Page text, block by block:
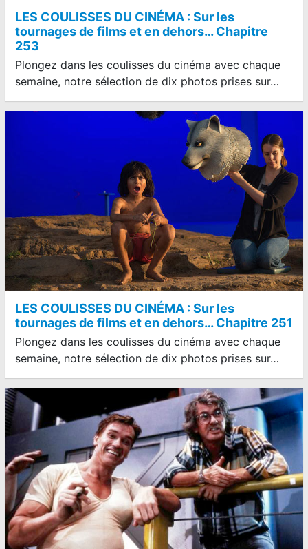
LES COULISSES DU CINÉMA : Sur les
tournages de films et en dehors… Chapitre
253
Plongez dans les coulisses du cinéma avec chaque
semaine, notre sélection de dix photos prises sur…
LES COULISSES DU CINÉMA : Sur les
tournages de films et en dehors… Chapitre 251
Plongez dans les coulisses du cinéma avec chaque
semaine, notre sélection de dix photos prises sur…